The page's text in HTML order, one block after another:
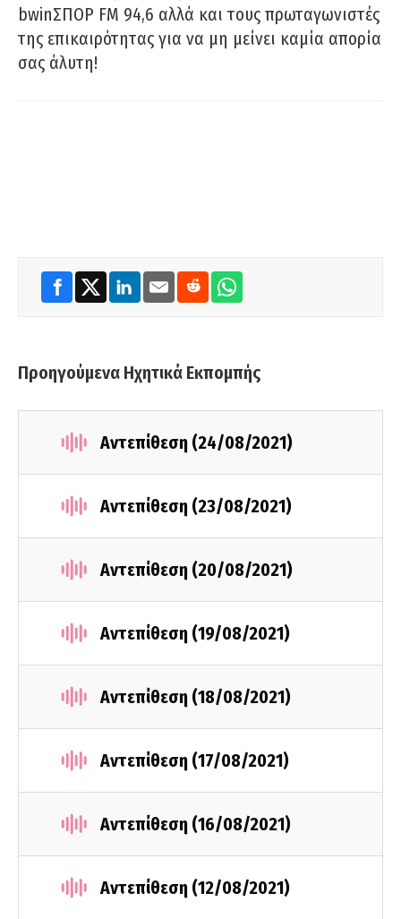
bwinΣΠΟΡ FM 94,6 αλλά και τους πρωταγωνιστές
της επικαιρότητας για να μη μείνει καμία απορία
σας άλυτη!
Προηγούμενα Ηχητικά Εκπομπής
Αντεπίθεση (24/08/2021)
Αντεπίθεση (23/08/2021)
Αντεπίθεση (20/08/2021)
Αντεπίθεση (19/08/2021)
Αντεπίθεση (18/08/2021)
Αντεπίθεση (17/08/2021)
Αντεπίθεση (16/08/2021)
Αντεπίθεση (12/08/2021)